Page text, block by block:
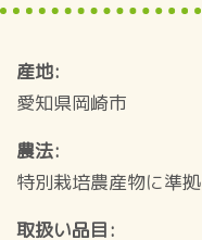
産地
愛知県岡崎市
農法
特別栽培農産物に準拠
取扱い品目